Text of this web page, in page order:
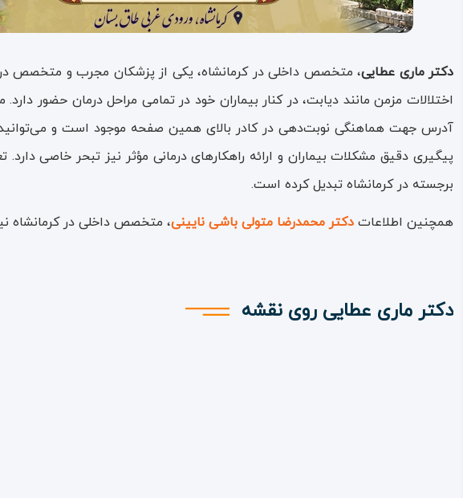
دکتر ماری عطایی، متخصص داخلی در کرمانشاه، یکی از پزشکان مجرب و متخصص
اختلالات مزمن مانند دیابت، در کنار بیماران خود در تمامی مراحل درمان حضور
آدرس جهت هماهنگی نوبت‌دهی در کادر بالای همین صفحه موجود است و می‌توانید
پیگیری دقیق مشکلات بیماران و ارائه راهکارهای درمانی مؤثر نیز تبحر خاصی
برجسته در کرمانشاه تبدیل کرده است.
همچنین اطلاعات دکتر محمدرضا متولی باشی نایینی، متخصص داخلی در کرمانشاه
دکتر ماری عطایی روی نقشه